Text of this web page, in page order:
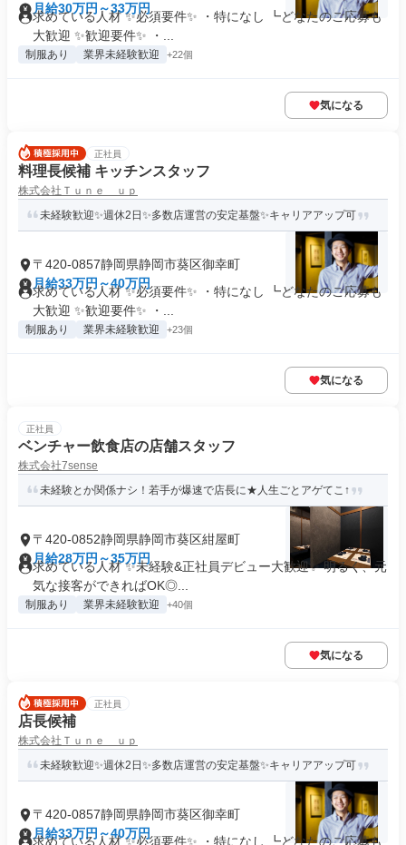
月給30万円～33万円
求めている人材 ✨必須要件✨ ・特になし ┗どなたのご応募も
大歓迎 ✨歓迎要件✨ ・...
制服あり 業界未経験歓迎 +22個
気になる
正社員
料理長候補 キッチンスタッフ
株式会社Ｔｕｎｅ ｕｐ
未経験歓迎✨週休2日✨多数店運営の安定基盤✨キャリアアップ可
〒420-0857静岡県静岡市葵区御幸町
月給33万円～40万円
求めている人材 ✨必須要件✨ ・特になし ┗どなたのご応募も
大歓迎 ✨歓迎要件✨ ・...
制服あり 業界未経験歓迎 +23個
気になる
正社員
ベンチャー飲食店の店舗スタッフ
株式会社7sense
未経験とか関係ナシ！若手が爆速で店長に★人生ごとアゲてこ↑
〒420-0852静岡県静岡市葵区紺屋町
月給28万円～35万円
求めている人材 ✨未経験&正社員デビュー大歓迎✨ 明るく、元
気な接客ができればOK◎...
制服あり 業界未経験歓迎 +40個
気になる
正社員
店長候補
株式会社Ｔｕｎｅ ｕｐ
未経験歓迎✨週休2日✨多数店運営の安定基盤✨キャリアアップ可
〒420-0857静岡県静岡市葵区御幸町
月給33万円～40万円
求めている人材 ✨必須要件✨ ・特になし ┗どなたのご応募も